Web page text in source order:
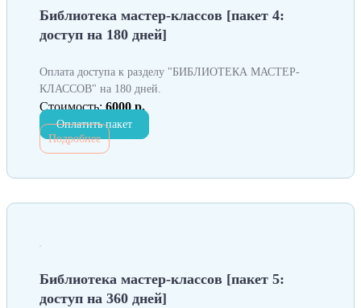
Библиотека мастер-классов [пакет 4:
доступ на 180 дней]
Оплата доступа к разделу "БИБЛИОТЕКА МАСТЕР-
КЛАССОВ" на 180 дней.
Стоимость: 6000 р.
Оплатить пакет
Подробнее
Библиотека мастер-классов [пакет 5:
доступ на 360 дней]